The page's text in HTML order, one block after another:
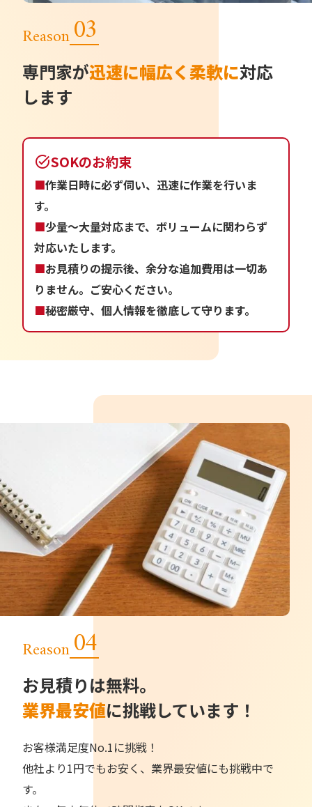
Reason
専門家が迅速に幅広く柔軟に対応
します
task_altSOKのお約束
■作業日時に必ず伺い、迅速に作業を行いま
す。
■少量～大量対応まで、ボリュームに関わらず
対応いたします。
■お見積りの提示後、余分な追加費用は一切あ
りません。ご安心ください。
■秘密厳守、個人情報を徹底して守ります。
Reason
お見積りは無料。
業界最安値に挑戦しています！
お客様満足度No.1に挑戦！
他社より1円でもお安く、業界最安値にも挑戦中で
す。